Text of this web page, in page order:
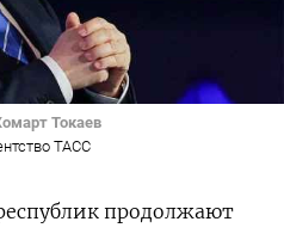
Токаев
ТАСС
продолжают